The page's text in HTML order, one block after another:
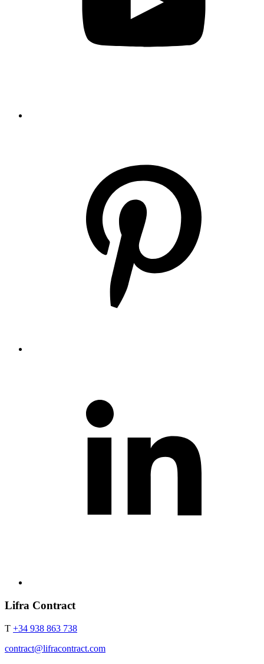
Lifra Contract
T +34 938 863 738
contract@lifracontract.com